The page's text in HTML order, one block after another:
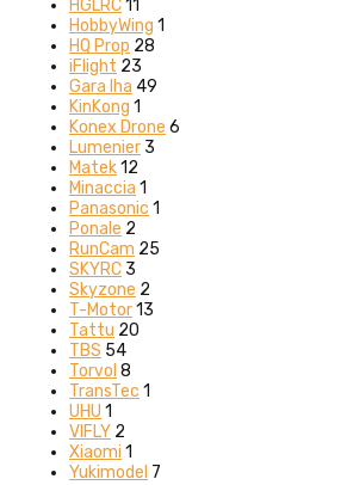
HGLRC11
HobbyWing 1
HQ Prop 28
iFlight 23
Gara Iha 49
KinKong 1
Konex Drone 6
Lumenier 3
Matek12
Minaccia 1
Panasonic 1
Ponale 2
RunCam 25
SKYRC 3
Skyzone 2
T-Motor13
Tattu 20
TBS 54
Torvol 8
TransTec 1
UHU 1
VIFLY 2
Xiaomi 1
Yukimodel 7